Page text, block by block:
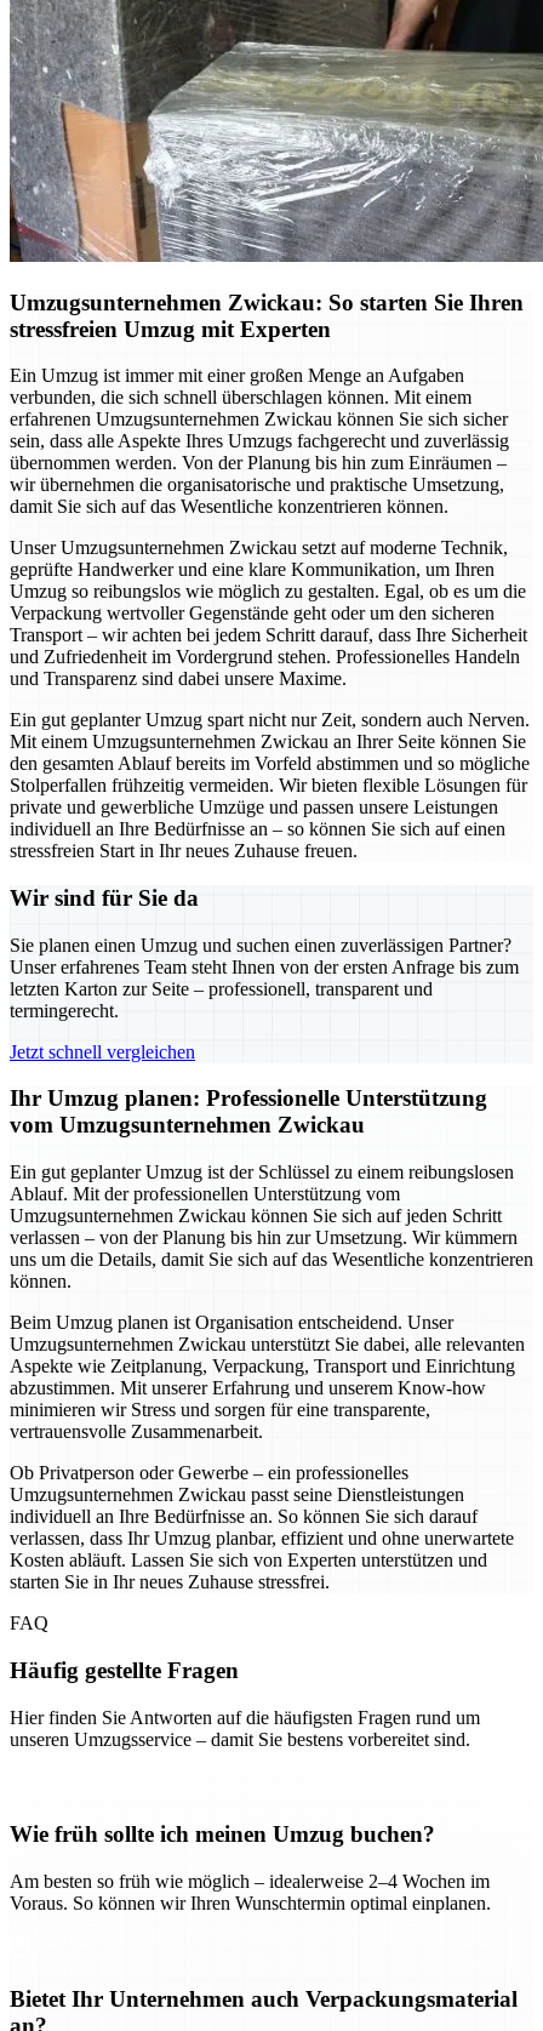
Umzugsunternehmen Zwickau: So starten Sie Ihren
stressfreien Umzug mit Experten
Ein Umzug ist immer mit einer großen Menge an Aufgaben
verbunden, die sich schnell überschlagen können. Mit einem
erfahrenen Umzugsunternehmen Zwickau können Sie sich sicher
sein, dass alle Aspekte Ihres Umzugs fachgerecht und zuverlässig
übernommen werden. Von der Planung bis hin zum Einräumen –
wir übernehmen die organisatorische und praktische Umsetzung,
damit Sie sich auf das Wesentliche konzentrieren können.
Unser Umzugsunternehmen Zwickau setzt auf moderne Technik,
geprüfte Handwerker und eine klare Kommunikation, um Ihren
Umzug so reibungslos wie möglich zu gestalten. Egal, ob es um die
Verpackung wertvoller Gegenstände geht oder um den sicheren
Transport – wir achten bei jedem Schritt darauf, dass Ihre Sicherheit
und Zufriedenheit im Vordergrund stehen. Professionelles Handeln
und Transparenz sind dabei unsere Maxime.
Ein gut geplanter Umzug spart nicht nur Zeit, sondern auch Nerven.
Mit einem Umzugsunternehmen Zwickau an Ihrer Seite können Sie
den gesamten Ablauf bereits im Vorfeld abstimmen und so mögliche
Stolperfallen frühzeitig vermeiden. Wir bieten flexible Lösungen für
private und gewerbliche Umzüge und passen unsere Leistungen
individuell an Ihre Bedürfnisse an – so können Sie sich auf einen
stressfreien Start in Ihr neues Zuhause freuen.
Wir sind für Sie da
Sie planen einen Umzug und suchen einen zuverlässigen Partner?
Unser erfahrenes Team steht Ihnen von der ersten Anfrage bis zum
letzten Karton zur Seite – professionell, transparent und
termingerecht.
Jetzt schnell vergleichen
Ihr Umzug planen: Professionelle Unterstützung
vom Umzugsunternehmen Zwickau
Ein gut geplanter Umzug ist der Schlüssel zu einem reibungslosen
Ablauf. Mit der professionellen Unterstützung vom
Umzugsunternehmen Zwickau können Sie sich auf jeden Schritt
verlassen – von der Planung bis hin zur Umsetzung. Wir kümmern
uns um die Details, damit Sie sich auf das Wesentliche konzentrieren
können.
Beim Umzug planen ist Organisation entscheidend. Unser
Umzugsunternehmen Zwickau unterstützt Sie dabei, alle relevanten
Aspekte wie Zeitplanung, Verpackung, Transport und Einrichtung
abzustimmen. Mit unserer Erfahrung und unserem Know-how
minimieren wir Stress und sorgen für eine transparente,
vertrauensvolle Zusammenarbeit.
Ob Privatperson oder Gewerbe – ein professionelles
Umzugsunternehmen Zwickau passt seine Dienstleistungen
individuell an Ihre Bedürfnisse an. So können Sie sich darauf
verlassen, dass Ihr Umzug planbar, effizient und ohne unerwartete
Kosten abläuft. Lassen Sie sich von Experten unterstützen und
starten Sie in Ihr neues Zuhause stressfrei.
FAQ
Häufig gestellte Fragen
Hier finden Sie Antworten auf die häufigsten Fragen rund um
unseren Umzugsservice – damit Sie bestens vorbereitet sind.
Wie früh sollte ich meinen Umzug buchen?
Am besten so früh wie möglich – idealerweise 2–4 Wochen im
Voraus. So können wir Ihren Wunschtermin optimal einplanen.
Bietet Ihr Unternehmen auch Verpackungsmaterial
an?